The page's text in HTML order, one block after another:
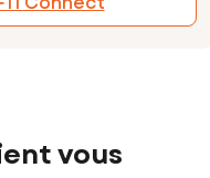
vous